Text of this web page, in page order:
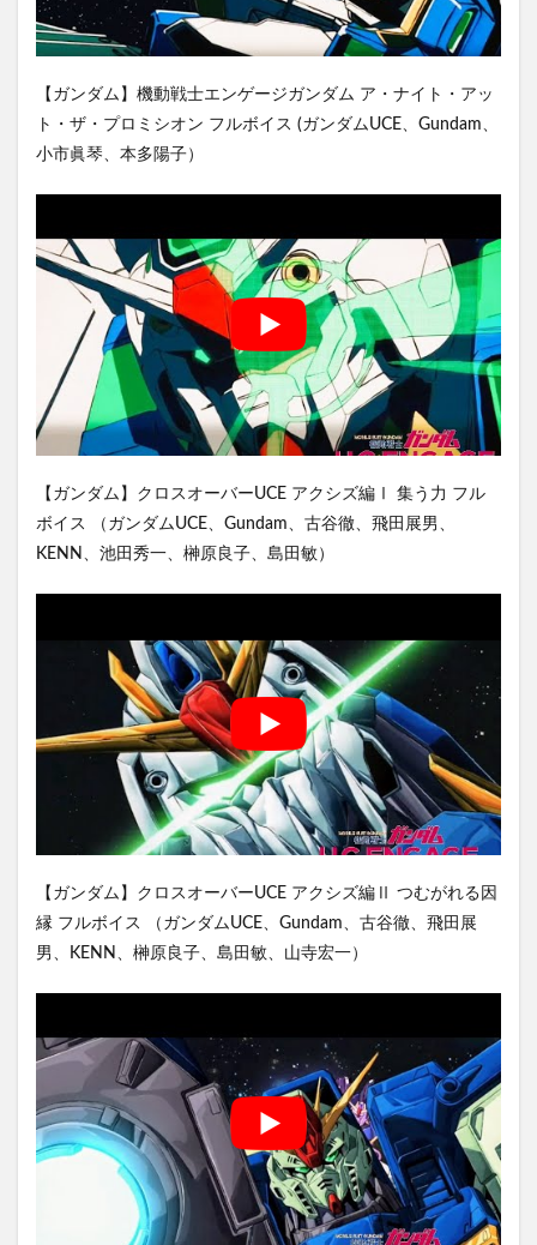
【ガンダム】機動戦士エンゲージガンダム ア・ナイト・アッ
ト・ザ・プロミシオン フルボイス (ガンダムUCE、Gundam、
小市眞琴、本多陽子）
【ガンダム】クロスオーバーUCE アクシズ編Ⅰ 集う力 フル
ボイス （ガンダムUCE、Gundam、古谷徹、飛田展男、
KENN、池田秀一、榊原良子、島田敏）
【ガンダム】クロスオーバーUCE アクシズ編Ⅱ つむがれる因
縁 フルボイス （ガンダムUCE、Gundam、古谷徹、飛田展
男、KENN、榊原良子、島田敏、山寺宏一）